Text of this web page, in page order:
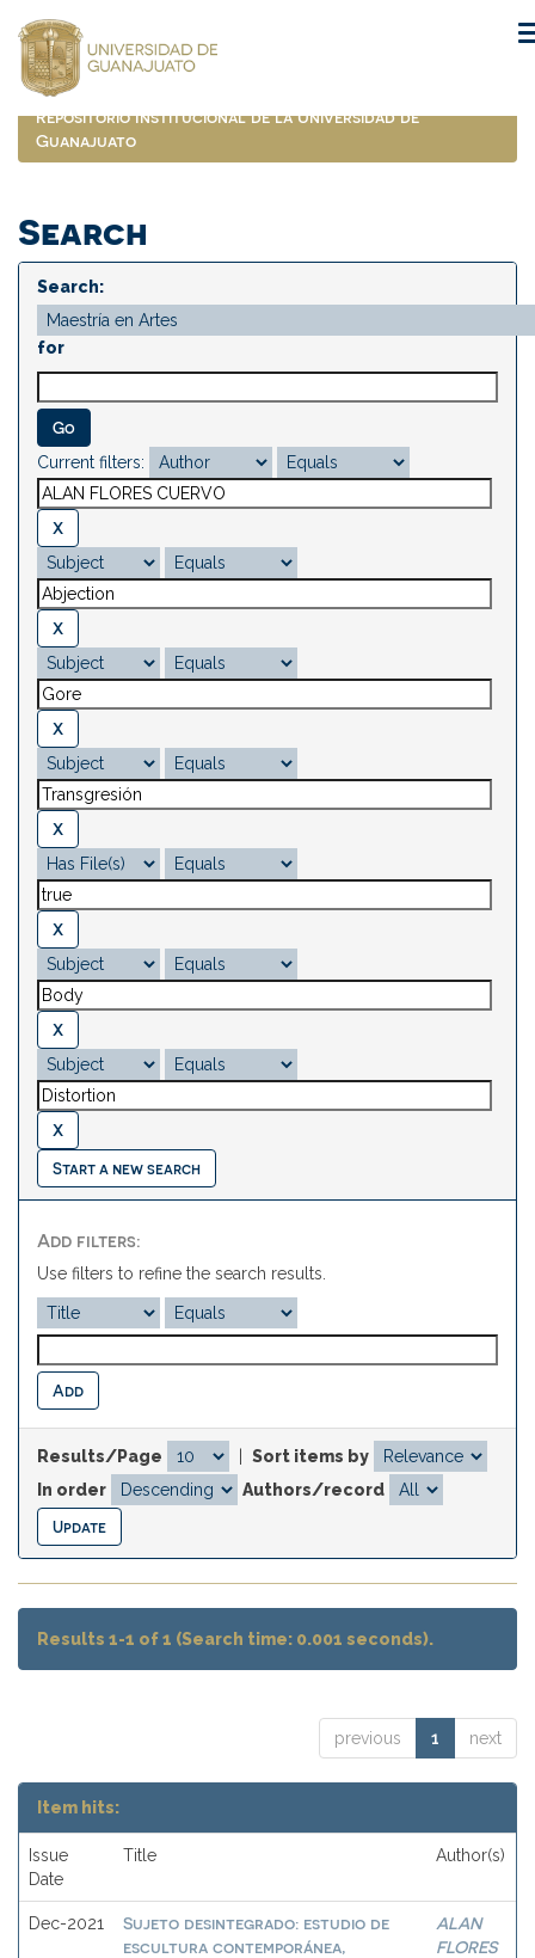
navigation
Repositorio Institucional de la Universidad de
Guanajuato
Search
Search:
for
Current filters:
Start a new search
Add filters:
Use filters to refine the search results.
Results/Page
Sort items by
In order
Authors/record
Results 1-1 of 1 (Search time: 0.001 seconds).
previous 1 next
Item hits:
Issue
Date
Title Author(s)
Dec-2021
Sujeto desintegrado: estudio de
escultura contemporánea,
ALAN
FLORES